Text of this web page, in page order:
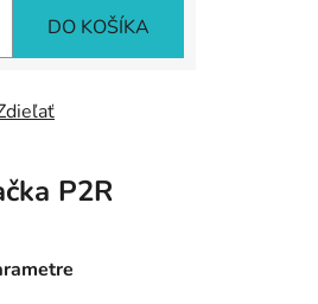
DO KOŠÍKA
P2R